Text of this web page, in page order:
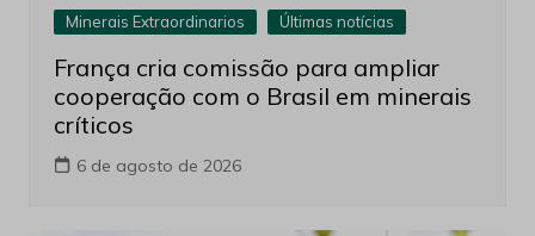
Minerais Extraordinarios Últimas notícias
França cria comissão para ampliar
cooperação com o Brasil em minerais
críticos
6 de agosto de 2026